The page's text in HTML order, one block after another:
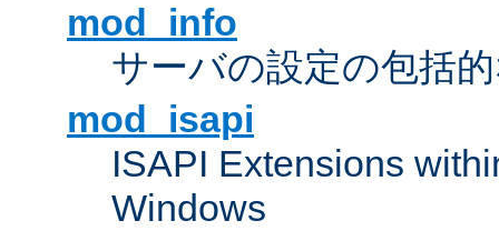
mod_info
サーバの設定の包括
mod_isapi
ISAPI Extensions
Windows